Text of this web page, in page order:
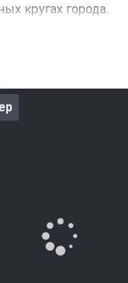
кругах города.
что у героев
всегда уместны.
чего бывают
их навыки и
баланс между